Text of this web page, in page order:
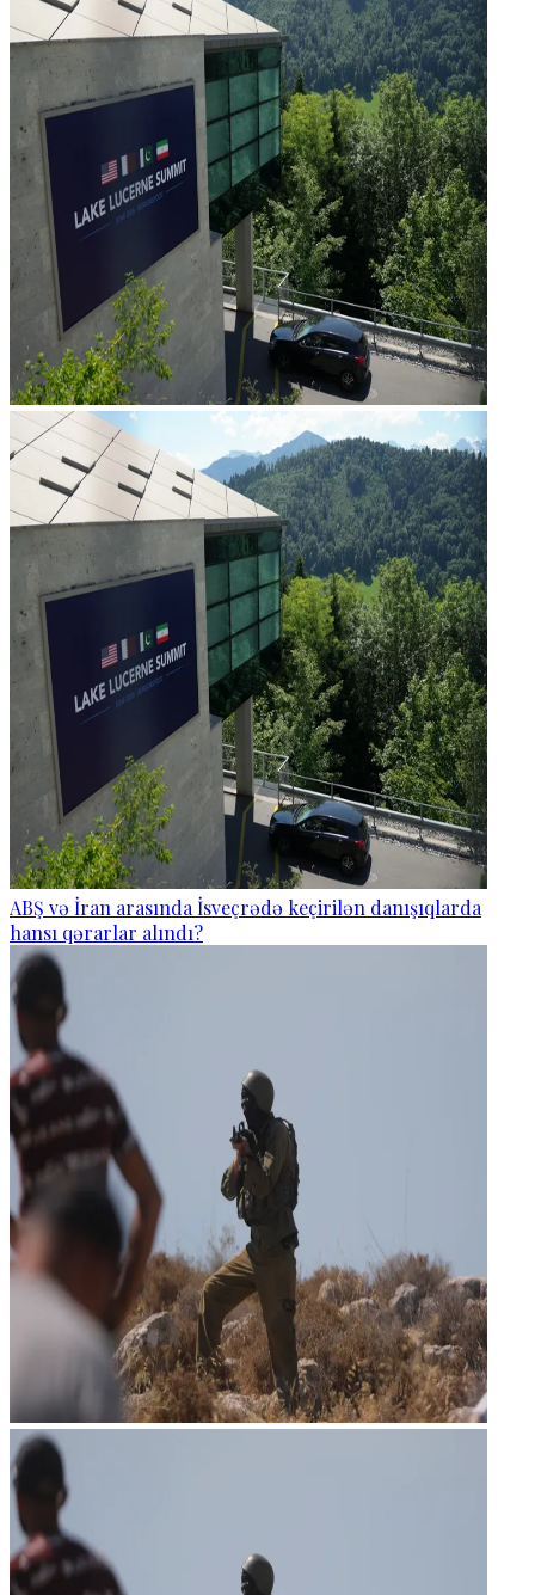
ABŞ və İran arasında İsveçrədə keçirilən danışıqlarda
hansı qərarlar alındı?